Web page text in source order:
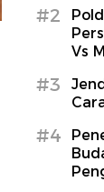
#2
Vs
#3
#4